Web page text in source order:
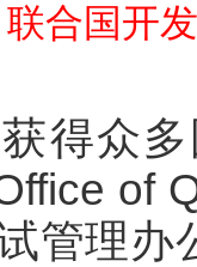
联合国开
得众
of
管理办